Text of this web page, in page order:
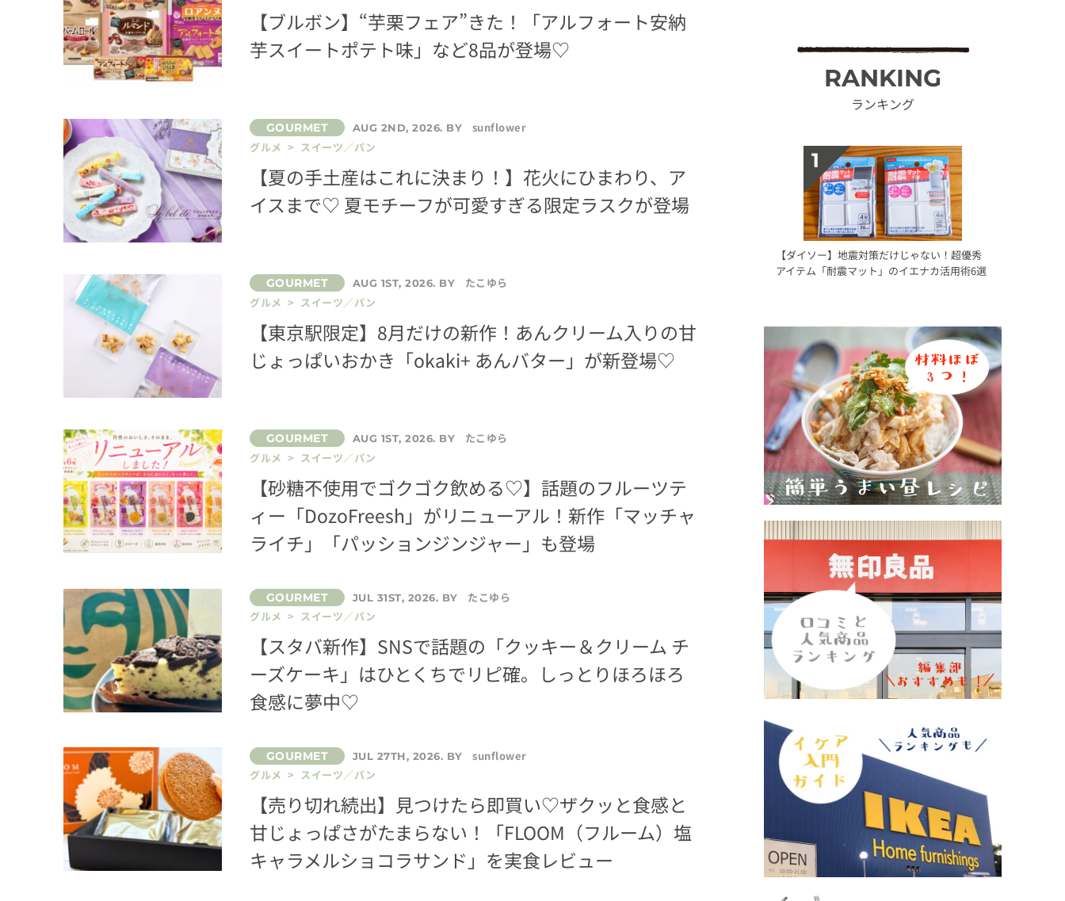
【ブルボン】“芋栗フェア”きた！「アルフォート安納
芋スイートポテト味」など8品が登場♡
AUG 2ND, 2026. BY
sunflower
グルメ > スイーツ／パン
【夏の手土産はこれに決まり！】花火にひまわり、ア
イスまで♡ 夏モチーフが可愛すぎる限定ラスクが登場
AUG 1ST, 2026. BY
たこゆら
グルメ > スイーツ／パン
【東京駅限定】8月だけの新作！あんクリーム入りの甘
じょっぱいおかき「okaki+ あんバター」が新登場♡
AUG 1ST, 2026. BY
たこゆら
グルメ > スイーツ／パン
【砂糖不使用でゴクゴク飲める♡】話題のフルーツテ
ィー「DozoFreesh」がリニューアル！新作「マッチャ
ライチ」「パッションジンジャー」も登場
JUL 31ST, 2026. BY
たこゆら
グルメ > スイーツ／パン
【スタバ新作】SNSで話題の「クッキー＆クリーム チ
ーズケーキ」はひとくちでリピ確。しっとりほろほろ
食感に夢中♡
JUL 27TH, 2026. BY
sunflower
グルメ > スイーツ／パン
【売り切れ続出】見つけたら即買い♡ザクッと食感と
甘じょっぱさがたまらない！「FLOOM（フルーム）塩
キャラメルショコラサンド」を実食レビュー
RANKING
ランキング
【ダイソー】地震対策だけじゃない！超優秀
アイテム「耐震マット」のイエナカ活用術6選